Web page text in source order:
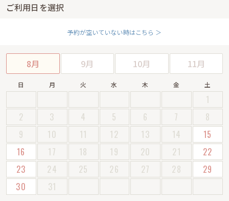
ご利用日を選択
予約が空いていない時はこちら ＞
8月 9月 10月 11月
日 月 火 水 木 金 土
1
2
3 4 5 6 7
8
9
10 11 12 13 14
15
16
17 18 19 20 21
22
23
24 25 26 27 28
29
30
31